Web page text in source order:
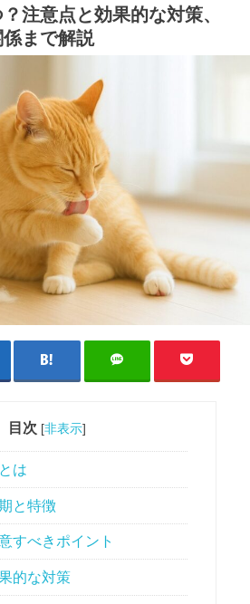
注意点と効果的な対策、
まで解説
目次 [非表示]
は
と特徴
すべきポイント
的な対策